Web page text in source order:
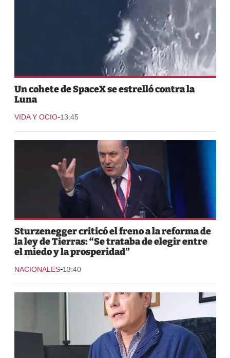
Un cohete de SpaceX se estrelló contra la
Luna
VIDA Y OCIO-13:45
Sturzenegger criticó el freno a la reforma de
la ley de Tierras: “Se trataba de elegir entre
el miedo y la prosperidad”
NACIONALES-13:40